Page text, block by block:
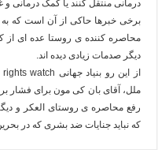
درمانی منتقل کنند یا کمک درمانی و
برخی خبرها حاکی از آن است که
محاصره کننده ی روستا عده ای از
دیگر صدمات زیادی دیده اند.
ملل، آقای بان کی مون برای فشار
رفع محاصره ی روستای العکر و
که نباید جنایات ضد بشری که در